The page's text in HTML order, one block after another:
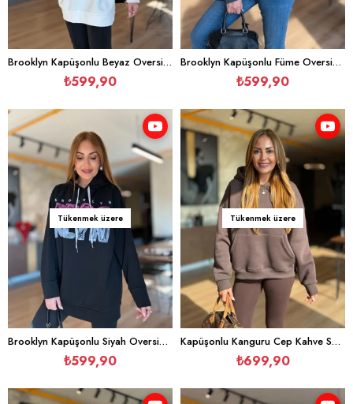
Brooklyn Kapüşonlu Beyaz Oversize Sweatshirt
₺599,90
Brooklyn Kapüşonlu Füme Oversize Sweatshirt
₺599,90
Tükenmek üzere
Brooklyn Kapüşonlu Siyah Oversize Sweatshirt
₺599,90
Tükenmek üzere
Kapüşonlu Kanguru Cep Kahve Sweatshirt
₺699,90